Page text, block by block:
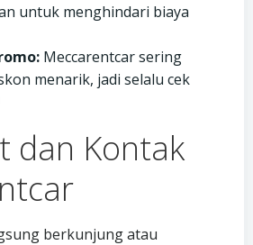
untuk menghindari biaya
Meccarentcar sering
menarik, jadi selalu cek
dan Kontak
berkunjung atau